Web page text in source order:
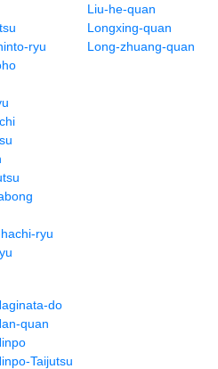
ryu
ryu
Liu-he-quan
Longxing-quan
Long-zhuang-quan
do
quan
Taijutsu